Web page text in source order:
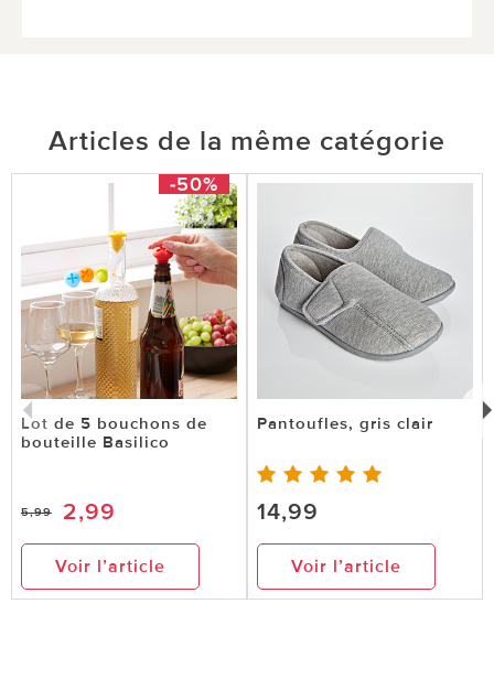
Articles de la même catégorie
-50%
Lot de 5 bouchons de
bouteille Basilico
5,99 2,99
Voir l’article
Pantoufles, gris clair
14,99
Voir l’article